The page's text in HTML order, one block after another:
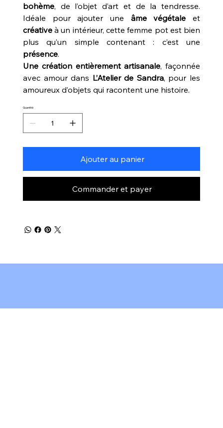
bohème, de l’objet d’art et de la tendresse.
Idéale pour ajouter une âme végétale et
créativeà un intérieur, cette femme pot est bien
plus qu’un simple contenant : c’est une
présence.
Une création entièrement artisanale, façonnée
avec amour dans L’Atelier de Sandra, pour les
amoureux d’objets qui racontent une histoire.
Quantité
Ajouter au panier
Commander et payer